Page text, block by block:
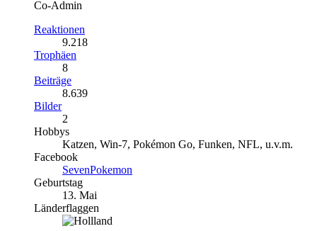
Co-Admin
Reaktionen
9.218
Trophäen
8
Beiträge
8.639
Bilder
2
Hobbys
Katzen, Win-7, Pokémon Go, Funken, NFL, u.v.m.
Facebook
SevenPokemon
Geburtstag
13. Mai
Länderflaggen